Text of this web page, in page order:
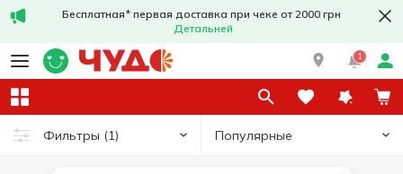
Бесплатная* первая доставка при чеке от 2000 грн
Детальней
1
Фильтры (1) Популярные